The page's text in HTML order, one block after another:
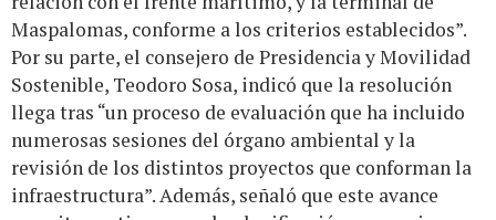
Maspalomas, conforme a los criterios establecidos”.
Por su parte, el consejero de Presidencia y Movilidad
Sostenible, Teodoro Sosa, indicó que la resolución
llega tras “un proceso de evaluación que ha incluido
numerosas sesiones del órgano ambiental y la
revisión de los distintos proyectos que conforman la
infraestructura”. Además, señaló que este avance